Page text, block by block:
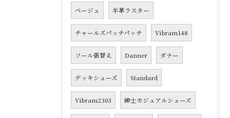
ベージュ 半革ラスター
チャールズパッチパッチ Vibram148
ソール張替え Danner ダナー
デッキシューズ Standard
Vibram2303 紳士カジュアルシューズ